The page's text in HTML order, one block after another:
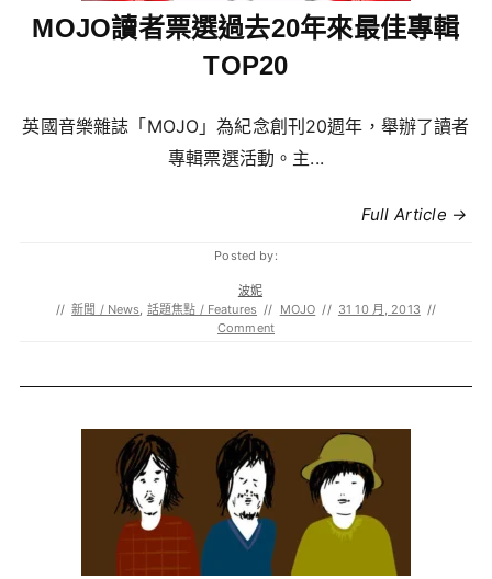
MOJO讀者票選過去20年來最佳專輯
TOP20
英國音樂雜誌「MOJO」為紀念創刊20週年，舉辦了讀者
專輯票選活動。主...
Full Article →
Posted by:
波妮
// 新聞 / News, 話題焦點 / Features // MOJO // 31 10 月, 2013 //
Comment